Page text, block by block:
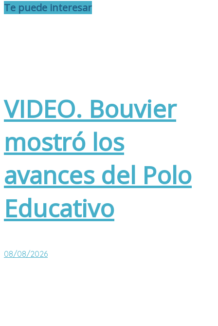
Te puede interesar
VIDEO. Bouvier
mostró los
avances del Polo
Educativo
08/08/2026